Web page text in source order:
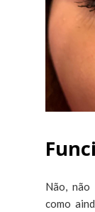
Não,
como